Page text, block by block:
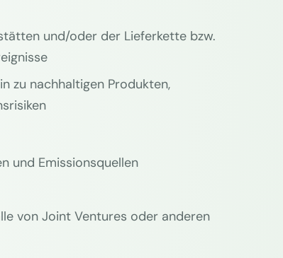
und/oder der Lieferkette bzw.
zu nachhaltigen Produkten,
und Emissionsquellen
von Joint Ventures oder anderen